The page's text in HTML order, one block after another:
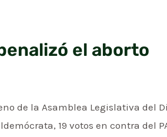
el aborto
de la Asamblea Legislativa del
19 votos en contra del